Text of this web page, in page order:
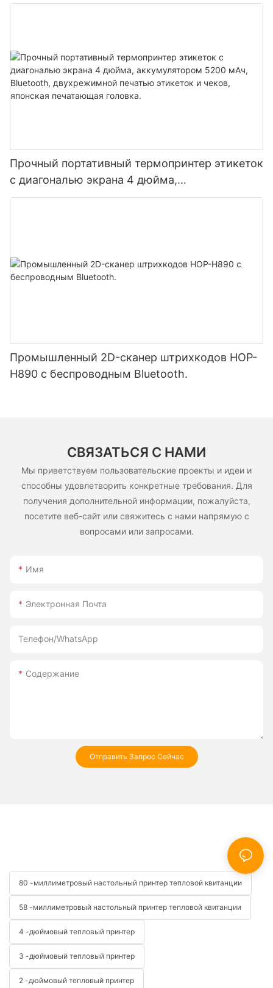
Прочный портативный термопринтер этикеток
с диагональю экрана 4 дюйма,
аккумулятором 5200 мАч, Bluetooth,
Промышленный 2D-сканер штрихкодов HOP-
H890 с беспроводным Bluetooth.
СВЯЗАТЬСЯ С НАМИ
Мы приветствуем пользовательские проекты и идеи и
способны удовлетворить конкретные требования. Для
получения дополнительной информации, пожалуйста,
посетите веб-сайт или свяжитесь с нами напрямую с
вопросами или запросами.
Имя
Электронная Почта
Телефон/WhatsApp
Содержание
Отправить Запрос Сейчас
80 -миллиметровый настольный принтер тепловой квитанции
58 -миллиметровый настольный принтер тепловой квитанции
4 -дюймовый тепловый принтер
3 -дюймовый тепловый принтер
2 -дюймовый тепловый принтер